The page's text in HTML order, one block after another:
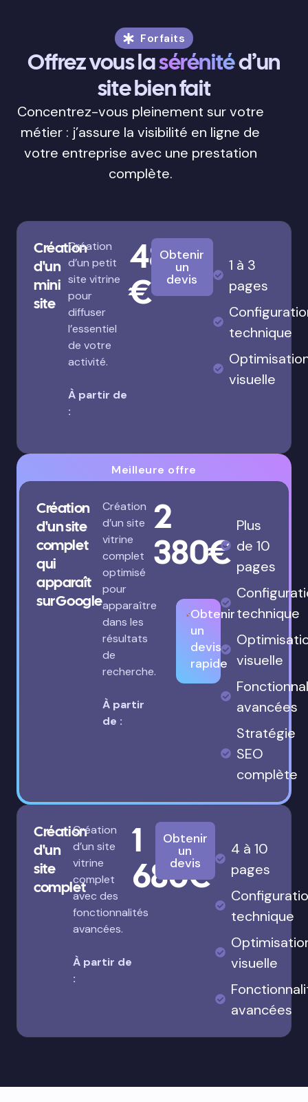
Forfaits
Offrez vous lasérénitéd’un
site bien fait
Concentrez-vous pleinement sur votre
métier : j’assure la visibilité en ligne de
votre entreprise avec une prestation
complète.
Création
d'un
mini
site
Création
d’un petit
site vitrine
pour
diffuser
l’essentiel
de votre
activité.
À partir de
:
480
€
Obtenir
un
devis
1 à 3
pages
technique
visuelle
Meilleure offre
Création
d'un site
complet
qui
apparaît
sur Google
Création
d’un site
vitrine
complet
optimisé
pour
apparaître
dans les
résultats
de
recherche.
À partir
de :
2
380€
Obtenir
un
devis
rapide
Plus
de 10
pages
technique
visuelle
avancées
Stratégie
SEO
complète
Création
d'un
site
complet
Création
d’un site
vitrine
complet
avec des
fonctionnalités
avancées.
À partir de
:
1
680€
Obtenir
un
devis
4 à 10
pages
technique
visuelle
avancées